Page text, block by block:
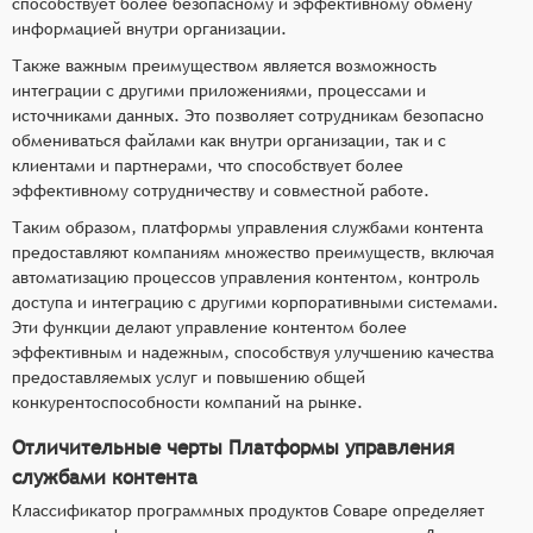
информацией внутри организации.
Также важным преимуществом является возможность
интеграции с другими приложениями, процессами и
источниками данных. Это позволяет сотрудникам безопасно
обмениваться файлами как внутри организации, так и с
клиентами и партнерами, что способствует более
эффективному сотрудничеству и совместной работе.
Таким образом, платформы управления службами контента
предоставляют компаниям множество преимуществ, включая
автоматизацию процессов управления контентом, контроль
доступа и интеграцию с другими корпоративными системами.
Эти функции делают управление контентом более
эффективным и надежным, способствуя улучшению качества
предоставляемых услуг и повышению общей
конкурентоспособности компаний на рынке.
Отличительные черты Платформы управления
службами контента
Классификатор программных продуктов Соваре определяет